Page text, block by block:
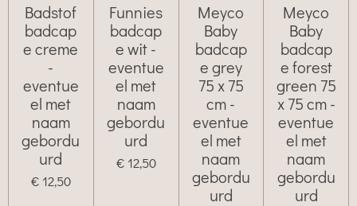
Badstof
badcap
e creme
-
eventue
el met
naam
gebordu
urd
€ 12,50
Funnies
badcap
e wit -
eventue
el met
naam
gebordu
urd
€ 12,50
Meyco
Baby
badcap
e grey
75 x 75
cm -
eventue
el met
naam
gebordu
urd
Meyco
Baby
badcap
e forest
green 75
x 75 cm -
eventue
el met
naam
gebordu
urd